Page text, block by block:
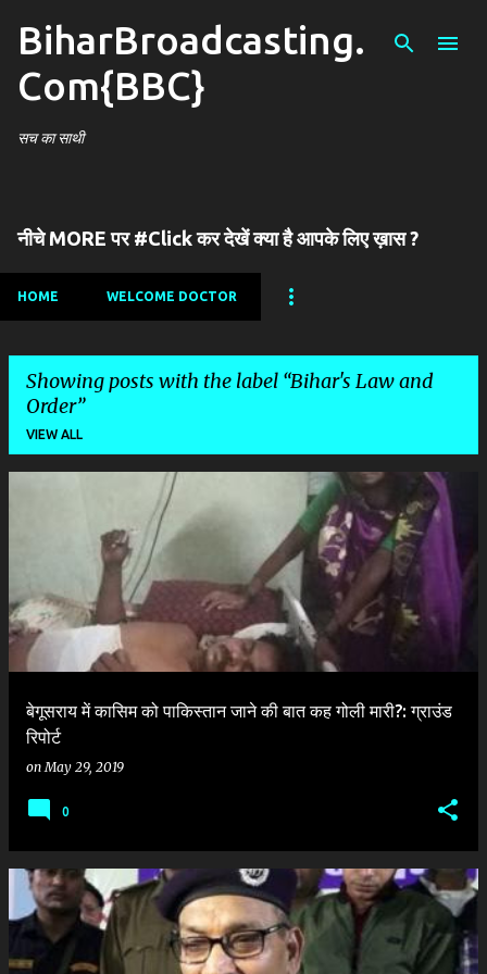
Skip to main content
BiharBroadcasting.
Com{BBC}
सच का साथी
नीचे MORE पर #Click कर देखें क्या है आपके लिए ख़ास ?
HOME WELCOME DOCTOR
Showing posts with the label Bihar's Law and
Order
VIEW ALL
t
s
बेगूसराय में कासिम को पाकिस्तान जाने की बात कह गोली मारी?: ग्राउंड
रिपोर्ट
onMay 29, 2019
0